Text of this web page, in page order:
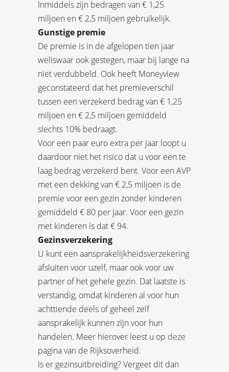
Inmiddels zijn bedragen van € 1,25
miljoen en € 2,5 miljoen gebruikelijk.
Gunstige premie
De premie is in de afgelopen tien jaar
weliswaar ook gestegen, maar bij lange na
niet verdubbeld. Ook heeft Moneyview
geconstateerd dat het premieverschil
tussen een verzekerd bedrag van € 1,25
miljoen en € 2,5 miljoen gemiddeld
slechts 10% bedraagt.
Voor een paar euro extra per jaar loopt u
daardoor niet het risico dat u voor een te
laag bedrag verzekerd bent. Voor een AVP
met een dekking van € 2,5 miljoen is de
premie voor een gezin zonder kinderen
gemiddeld € 80 per jaar. Voor een gezin
met kinderen is dat € 94.
Gezinsverzekering
U kunt een aansprakelijkheidsverzekering
afsluiten voor uzelf, maar ook voor uw
partner of het gehele gezin. Dat laatste is
verstandig, omdat kinderen al voor hun
achttiende deels of geheel zelf
aansprakelijk kunnen zijn voor hun
handelen. Meer hierover leest u op deze
pagina van de Rijksoverheid.
Is er gezinsuitbreiding? Vergeet dit dan